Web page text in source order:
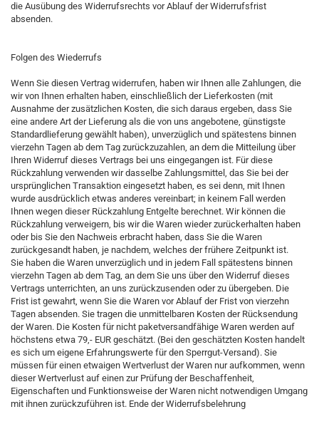
die Ausübung des Widerrufsrechts vor Ablauf der Widerrufsfrist
absenden.
Folgen des Wiederrufs
Wenn Sie diesen Vertrag widerrufen, haben wir Ihnen alle Zahlungen, die
wir von Ihnen erhalten haben, einschließlich der Lieferkosten (mit
Ausnahme der zusätzlichen Kosten, die sich daraus ergeben, dass Sie
eine andere Art der Lieferung als die von uns angebotene, günstigste
Standardlieferung gewählt haben), unverzüglich und spätestens binnen
vierzehn Tagen ab dem Tag zurückzuzahlen, an dem die Mitteilung über
Ihren Widerruf dieses Vertrags bei uns eingegangen ist. Für diese
Rückzahlung verwenden wir dasselbe Zahlungsmittel, das Sie bei der
ursprünglichen Transaktion eingesetzt haben, es sei denn, mit Ihnen
wurde ausdrücklich etwas anderes vereinbart; in keinem Fall werden
Ihnen wegen dieser Rückzahlung Entgelte berechnet. Wir können die
Rückzahlung verweigern, bis wir die Waren wieder zurückerhalten haben
oder bis Sie den Nachweis erbracht haben, dass Sie die Waren
zurückgesandt haben, je nachdem, welches der frühere Zeitpunkt ist.
Sie haben die Waren unverzüglich und in jedem Fall spätestens binnen
vierzehn Tagen ab dem Tag, an dem Sie uns über den Widerruf dieses
Vertrags unterrichten, an uns zurückzusenden oder zu übergeben. Die
Frist ist gewahrt, wenn Sie die Waren vor Ablauf der Frist von vierzehn
Tagen absenden. Sie tragen die unmittelbaren Kosten der Rücksendung
der Waren. Die Kosten für nicht paketversandfähige Waren werden auf
höchstens etwa 79,- EUR geschätzt. (Bei den geschätzten Kosten handelt
es sich um eigene Erfahrungswerte für den Sperrgut-Versand). Sie
müssen für einen etwaigen Wertverlust der Waren nur aufkommen, wenn
dieser Wertverlust auf einen zur Prüfung der Beschaffenheit,
Eigenschaften und Funktionsweise der Waren nicht notwendigen Umgang
mit ihnen zurückzuführen ist. Ende der Widerrufsbelehrung